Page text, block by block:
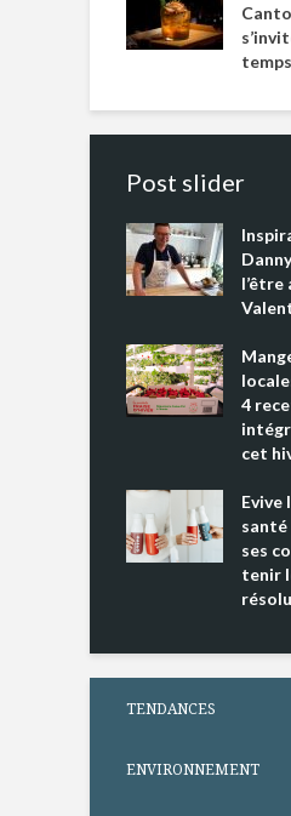
Post slider
l’être
4
cet
Evive
ses
tenir
TENDANCES
ENVIRONNEMENT